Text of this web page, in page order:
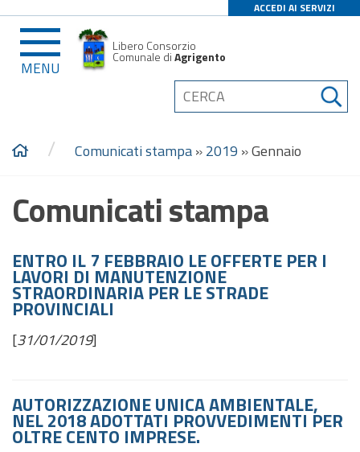
ACCEDI AI SERVIZI
MENU
Libero Consorzio
Comunale diAgrigento
/ Comunicati stampa»2019 »Gennaio
Comunicati stampa
ENTRO IL 7 FEBBRAIO LE OFFERTE PER I
LAVORI DI MANUTENZIONE
STRAORDINARIA PER LE STRADE
PROVINCIALI
[31/01/2019]
AUTORIZZAZIONE UNICA AMBIENTALE,
NEL 2018 ADOTTATI PROVVEDIMENTI PER
OLTRE CENTO IMPRESE.